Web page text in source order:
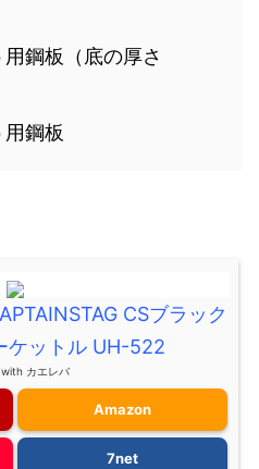
鋼板（底の厚さ
鋼板
CSブラック
ケットル UH-522
カエレバ
Amazon
7net